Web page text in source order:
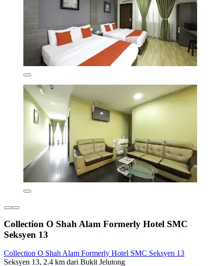
Collection O Shah Alam Formerly Hotel SMC
Seksyen 13
Collection O Shah Alam Formerly Hotel SMC Seksyen 13
Seksyen 13, 2.4 km dari Bukit Jelutong